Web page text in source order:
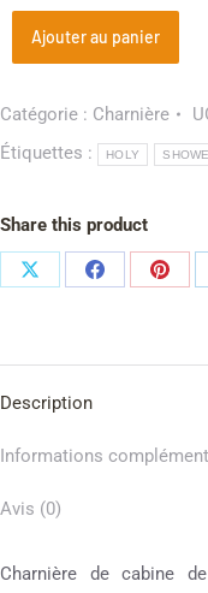
Ajouter au panier
Catégorie : Charnière
Étiquettes :
HOLY
Share this product
Description
Informations
Avis (0)
Charnière de cabine